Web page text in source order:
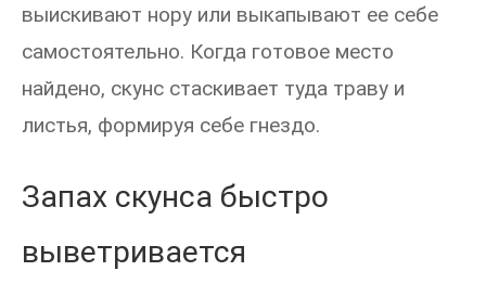
выискивают нору или выкапывают ее себе
самостоятельно. Когда готовое место
найдено, скунс стаскивает туда траву и
листья, формируя себе гнездо.
Запах скунса быстро
выветривается